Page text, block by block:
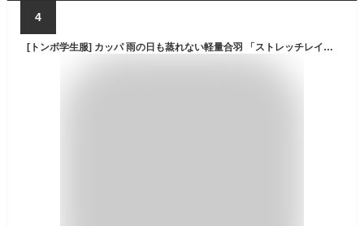
4
[トンボ学生服] カッパ 雨の日も蒸れない軽量合羽 「ストレッチレインジョイ」 上下セット スーツタイプ ボーイズ グレー サイズ:L